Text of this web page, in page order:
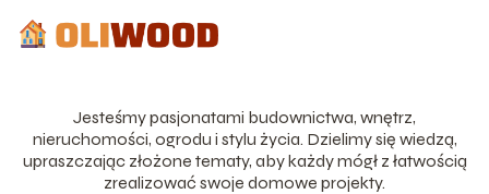
Jesteśmy pasjonatami budownictwa, wnętrz,
nieruchomości, ogrodu i stylu życia. Dzielimy się wiedzą,
upraszczając złożone tematy, aby każdy mógł z łatwością
zrealizować swoje domowe projekty.